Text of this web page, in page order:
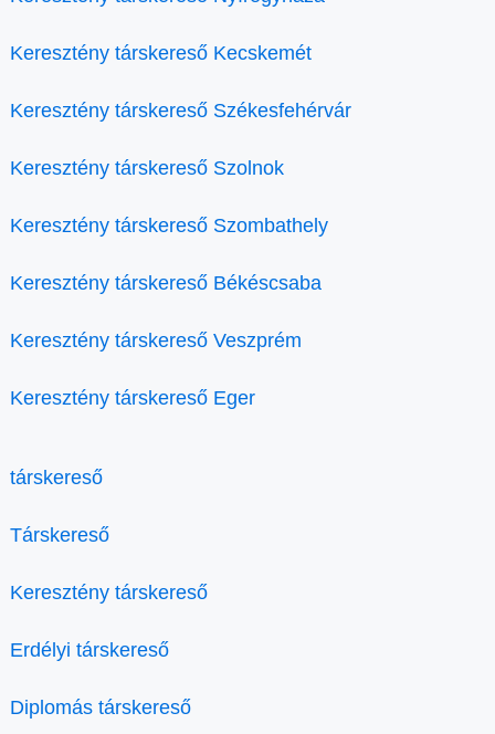
Keresztény társkereső Kecskemét
Keresztény társkereső Székesfehérvár
Keresztény társkereső Szolnok
Keresztény társkereső Szombathely
Keresztény társkereső Békéscsaba
Keresztény társkereső Veszprém
Keresztény társkereső Eger
társkereső
Társkereső
Keresztény társkereső
Erdélyi társkereső
Diplomás társkereső